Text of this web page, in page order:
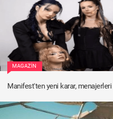
MAGAZIN
Manifest'ten yeni karar, menajerleri